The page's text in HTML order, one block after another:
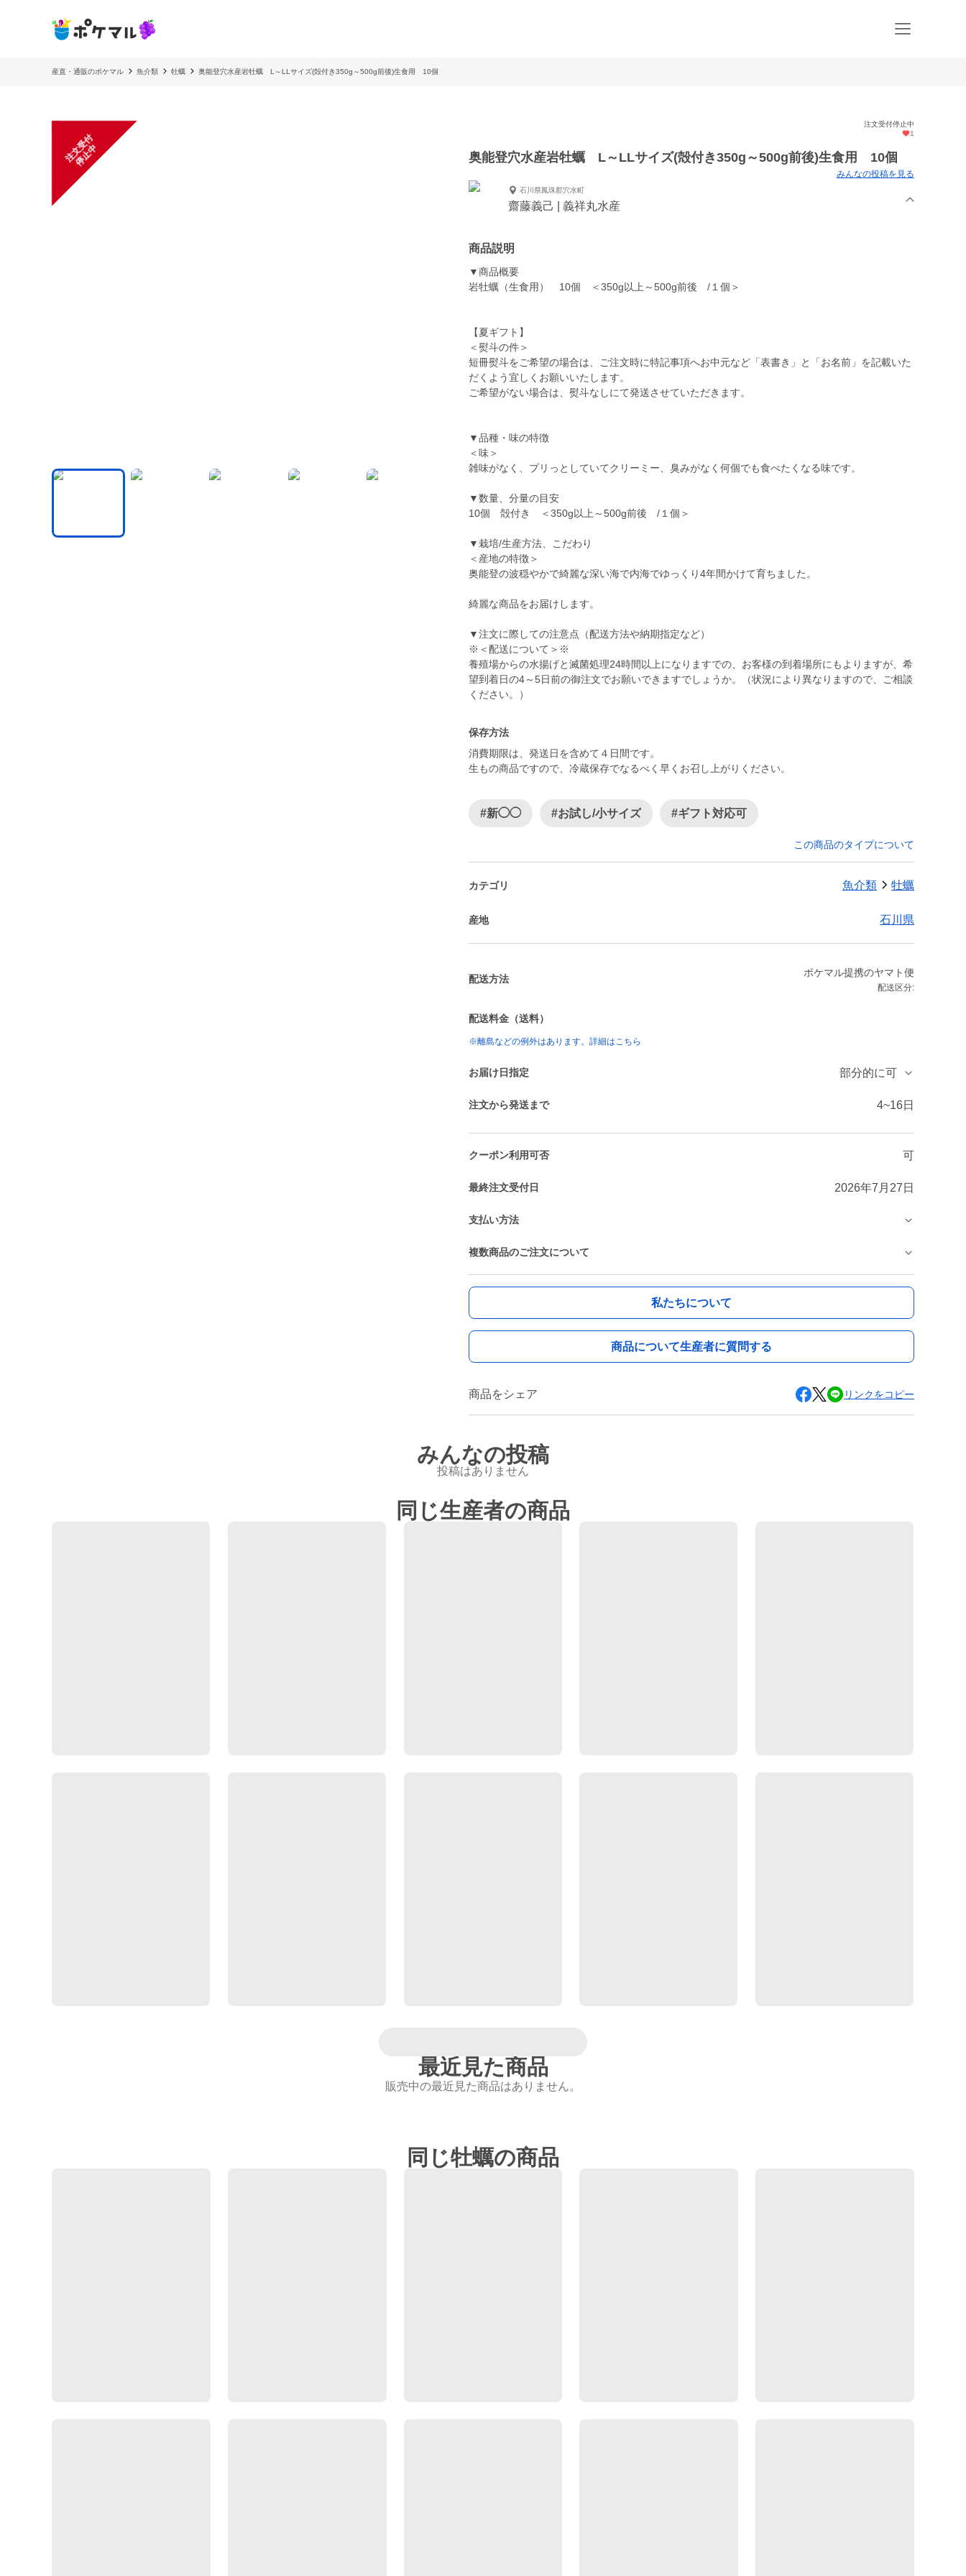
産直・通販のポケマル 魚介類 牡蠣 奥能登穴水産岩牡蠣 L～LLサイズ(殻付き350g～500g前後)生食用 10個
注
文
受
付
停
止
中
注文受付停止中
1
奥能登穴水産岩牡蠣 L～LLサイズ(殻付き350g～500g前後)生食用 10個
みんなの投稿を見る
石川県鳳珠郡穴水町
齋藤義己 | 義祥丸水産
商品説明
▼商品概要
岩牡蠣（生食用） 10個 ＜350g以上～500g前後 /１個＞
【夏ギフト】
＜熨斗の件＞
短冊熨斗をご希望の場合は、ご注文時に特記事項へお中元など「表書き」と「お名前」を記載いた
だくよう宜しくお願いいたします。
ご希望がない場合は、熨斗なしにて発送させていただきます。
▼品種・味の特徴
＜味＞
雑味がなく、プリっとしていてクリーミー、臭みがなく何個でも食べたくなる味です。
▼数量、分量の目安
10個 殻付き ＜350g以上～500g前後 /１個＞
▼栽培/生産方法、こだわり
＜産地の特徴＞
奥能登の波穏やかで綺麗な深い海で内海でゆっくり4年間かけて育ちました。
綺麗な商品をお届けします。
▼注文に際しての注意点（配送方法や納期指定など）
※＜配送について＞※
養殖場からの水揚げと滅菌処理24時間以上になりますでの、お客様の到着場所にもよりますが、希
望到着日の4～5日前の御注文でお願いできますでしょうか。（状況により異なりますので、ご相談
保存方法
消費期限は、発送日を含めて４日間です。
生もの商品ですので、冷蔵保存でなるべく早くお召し上がりください。
#新◯◯ #お試し/小サイズ #ギフト対応可
この商品のタイプについて
カテゴリ 魚介類 牡蠣
産地 石川県
配送方法
ポケマル提携のヤマト便
配送区分:
配送料金（送料）
※離島などの例外はあります。詳細はこちら
お届け日指定 部分的に可
注文から発送まで 4~16日
クーポン利用可否 可
最終注文受付日 2026年7月27日
支払い方法
複数商品のご注文について
私たちについて
商品について生産者に質問する
商品をシェア リンクをコピー
みんなの投稿
投稿はありません
同じ生産者の商品
最近見た商品
販売中の最近見た商品はありません。
同じ牡蠣の商品